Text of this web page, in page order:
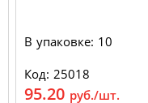
В упаковке: 10
Код: 25018
95.20 руб./шт.